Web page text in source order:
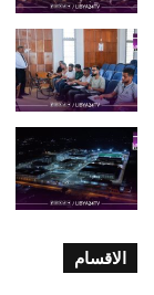
الاقسام